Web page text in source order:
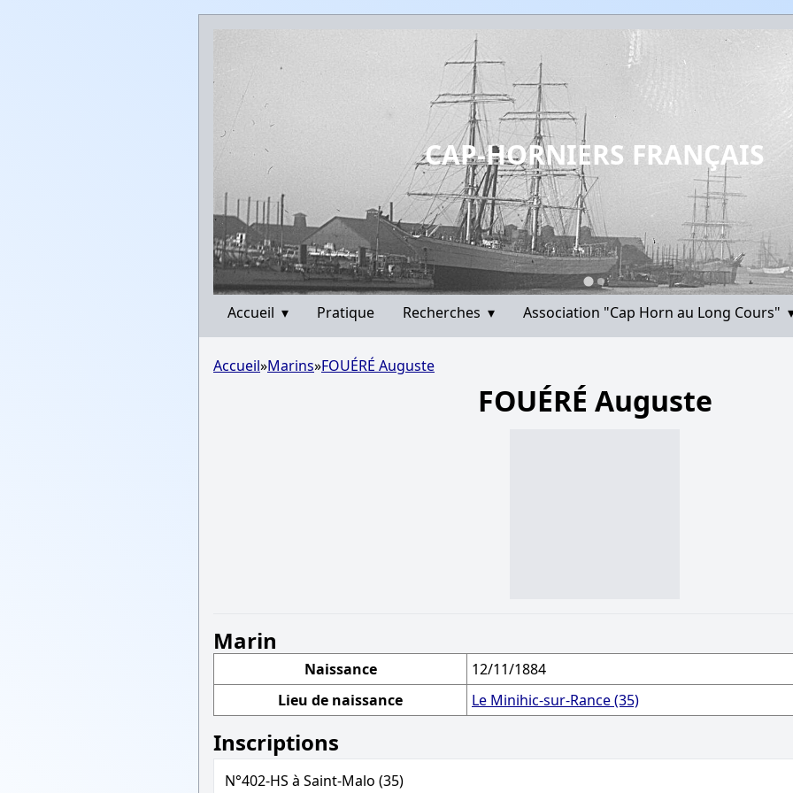
CAP-HORNIERS FRANÇAIS
Accueil ▾ Pratique Recherches ▾ Association "Cap Horn au Long Cours"
Accueil»Marins»FOUÉRÉ Auguste
FOUÉRÉ Auguste
Marin
Naissance
12/11/1884
Lieu de naissance
Le Minihic-sur-Rance (35)
Inscriptions
N°402-HS à Saint-Malo (35)